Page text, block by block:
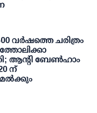
വർഷത്തെ ചരിത്രം
ആന്റി ബേൺഹാം
ന്